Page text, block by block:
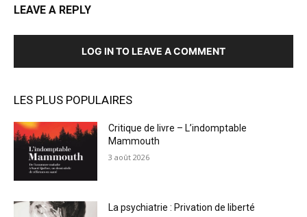
LEAVE A REPLY
LOG IN TO LEAVE A COMMENT
LES PLUS POPULAIRES
Critique de livre – L’indomptable
Mammouth
3 août 2026
La psychiatrie : Privation de liberté